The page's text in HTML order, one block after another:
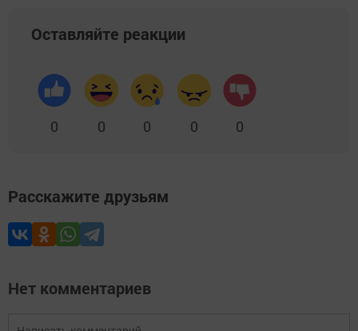
Оставляйте реакции
0 0 0 0 0
Расскажите друзьям
Нет комментариев